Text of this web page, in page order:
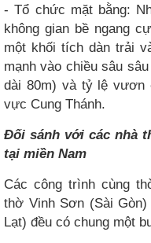
- Tổ chức mặt bằng:
không gian bề ngang
một khối tích dàn trải
mạnh vào chiều sâu
dài 80m) và tỷ lệ vươn
vực Cung Thánh.
Đối sánh với các nhà
tại miền Nam
Các công trình cùng
thờ Vinh Sơn (Sài
Lạt) đều có chung một